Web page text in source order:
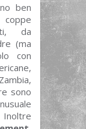
ben
da
(ma
con
sono
Inoltre